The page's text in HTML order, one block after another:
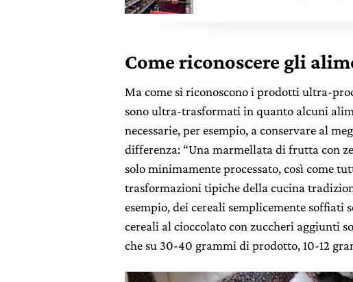
Come riconoscere gli
Ma come si riconoscono i prodotti ultra-
sono ultra-trasformati in quanto alcuni
necessarie, per esempio, a conservare al
differenza: “Una marmellata di frutta con
solo minimamente processato, così come
trasformazioni tipiche della cucina
esempio, dei cereali semplicemente soffiati
cereali al cioccolato con zuccheri aggiunti
che su 30-40 grammi di prodotto, 10-12